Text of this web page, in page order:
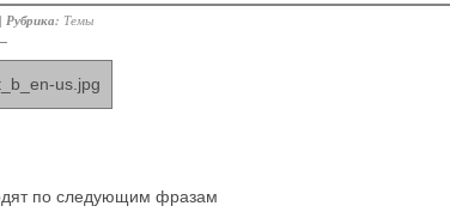
Рубрика: Темы
по следующим фразам